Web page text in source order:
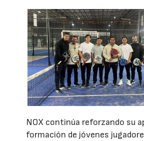
NOX continúa reforzando su
formación de jóvenes